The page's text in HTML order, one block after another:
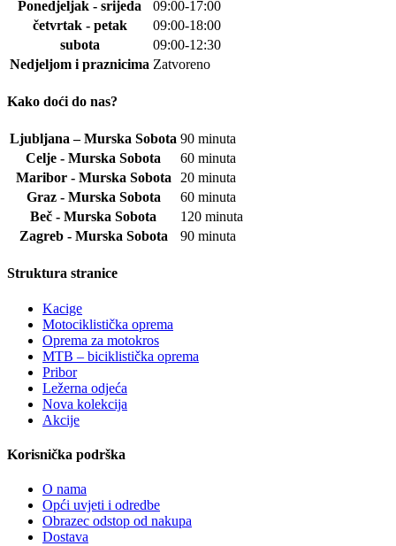
Ponedjeljak - srijeda
09:00-17:00
četvrtak - petak
09:00-18:00
subota
09:00-12:30
Nedjeljom i praznicima Zatvoreno
Kako doći do nas?
Ljubljana – Murska Sobota 90 minuta
Celje - Murska Sobota
60 minuta
Maribor - Murska Sobota
20 minuta
Graz - Murska Sobota
60 minuta
Beč - Murska Sobota
120 minuta
Zagreb - Murska Sobota
90 minuta
Struktura stranice
Kacige
Motociklistička oprema
Oprema za motokros
MTB – biciklistička oprema
Pribor
Ležerna odjeća
Nova kolekcija
Akcije
Korisnička podrška
O nama
Opći uvjeti i odredbe
Obrazec odstop od nakupa
Dostava